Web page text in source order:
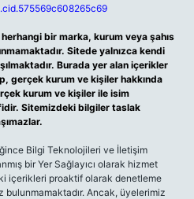
bir marka, kurum veya şahıs
Sitede yalnızca kendi
Burada yer alan içerikler
gerçek kurum ve kişiler hakkında
kurum ve kişiler ile isim
Sitemizdeki bilgiler taslak
Bilgi Teknolojileri ve İletişim
bir Yer Sağlayıcı olarak hizmet
içerikleri proaktif olarak denetleme
bulunmamaktadır. Ancak, üyelerimiz